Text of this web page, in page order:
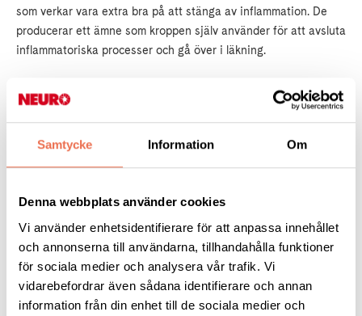
Samtycke Information Om
Denna webbplats använder cookies
Vi använder enhetsidentifierare för att anpassa innehållet
och annonserna till användarna, tillhandahålla funktioner
för sociala medier och analysera vår trafik. Vi
vidarebefordrar även sådana identifierare och annan
information från din enhet till de sociala medier och
som verkar vara extra bra på att stänga av inflammation. De
producerar ett ämne som kroppen själv använder för att avsluta
inflammatoriska processer och gå över i läkning.
Det här är fortfarande tidig forskning i djur och cellmodeller,
inte en färdig behandling för människor. Men resultaten visar
hjälpa kroppen själv att bromsa inflammationen vid MS och
andra inflammatoriska sjukdomar i nervsystemet.
Stödet från Neuroförbundet har varit viktigt för att kunna
genomföra studien. Genom att bli medlem eller skänka en gåva
till Neuroförbundet hjälper du direkt till att driva den här typen
av nyskapande forskning framåt.